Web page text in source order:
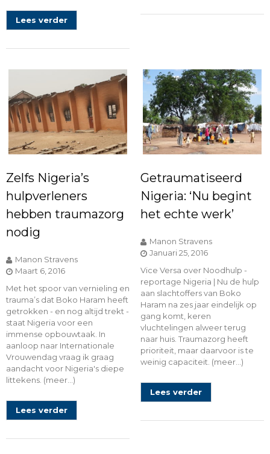
Lees verder
Zelfs Nigeria’s
hulpverleners
hebben traumazorg
nodig
Manon Stravens
Maart 6, 2016
Met het spoor van vernieling en
trauma’s dat Boko Haram heeft
getrokken - en nog altijd trekt -
staat Nigeria voor een
immense opbouwtaak. In
aanloop naar Internationale
Vrouwendag vraag ik graag
aandacht voor Nigeria's diepe
littekens. (meer…)
Lees verder
Getraumatiseerd
Nigeria: ‘Nu begint
het echte werk’
Manon Stravens
Januari 25, 2016
Vice Versa over Noodhulp -
reportage Nigeria | Nu de hulp
aan slachtoffers van Boko
Haram na zes jaar eindelijk op
gang komt, keren
vluchtelingen alweer terug
naar huis. Traumazorg heeft
prioriteit, maar daarvoor is te
weinig capaciteit. (meer…)
Lees verder